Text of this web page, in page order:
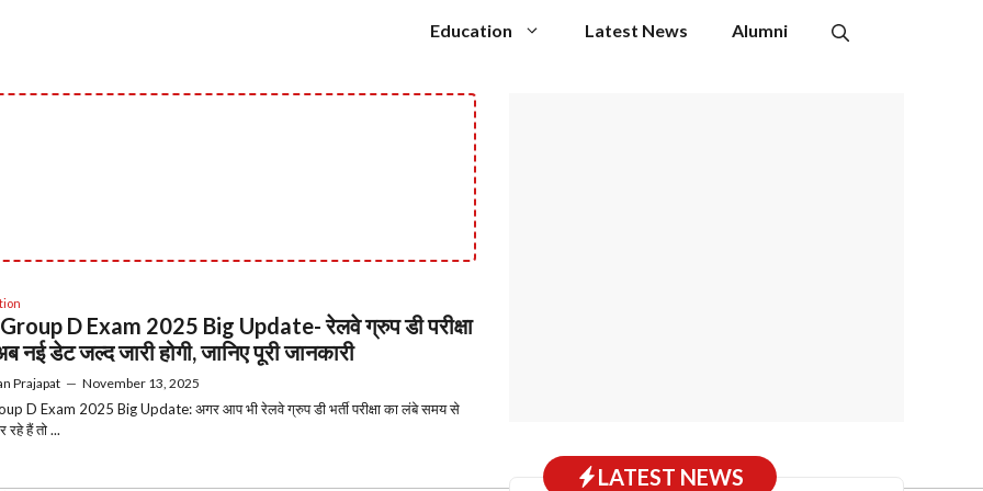
Education Latest News Alumni
D Exam 2025 Big Update- रेलवे ग्रुप डी परीक्षा
नई डेट जल्द जारी होगी, जानिए पूरी जानकारी
Prajapat — November 13, 2025
D Exam 2025 Big Update: अगर आप भी रेलवे ग्रुप डी भर्ती परीक्षा का लंबे समय से
रहे हैं तो ...
LATEST NEWS